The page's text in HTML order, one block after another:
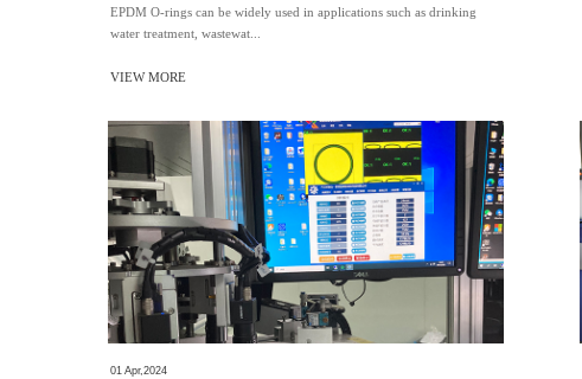
EPDM O-rings can be widely used in applications such as drinking
water treatment, wastewat...
VIEW MORE
01 Apr,2024